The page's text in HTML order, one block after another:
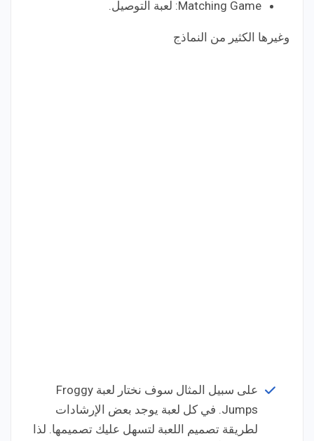
Matching Game: لعبة التوصيل.
وغيرها الكثير من النماذج
على سبيل المثال سوف نختار لعبة Froggy
Jumps. في كل لعبة يوجد بعض الإرشادات
لطريقة تصميم اللعبة لتسهل عليك تصميمها. لذا